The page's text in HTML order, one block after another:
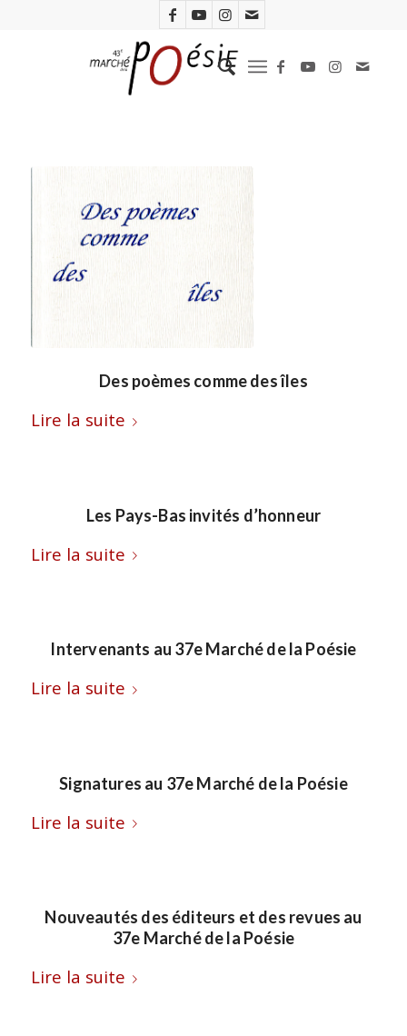
Des poèmes comme des îles
Lire la suite
Les Pays-Bas invités d’honneur
Lire la suite
Intervenants au 37e Marché de la Poésie
Lire la suite
Signatures au 37e Marché de la Poésie
Lire la suite
Nouveautés des éditeurs et des revues au
37e Marché de la Poésie
Lire la suite